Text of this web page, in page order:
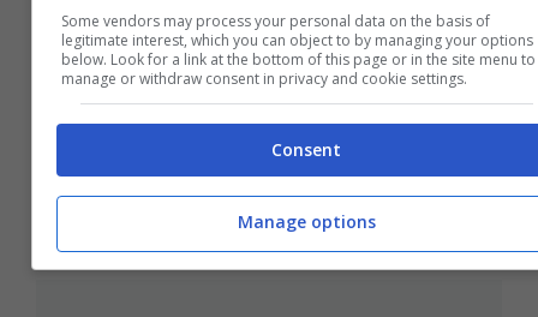
Calciomercato Napoli, via anche
Meret: il sostituto è un nome
6 Luglio 2022
Some vendors may process your personal data on the basis of
legitimate interest, which you can object to by managing your options
below. Look for a link at the bottom of this page or in the site menu to
manage or withdraw consent in privacy and cookie settings.
Consent
Manage options